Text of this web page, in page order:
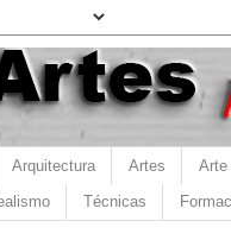
Arquitectura Artes Arte
Técnicas